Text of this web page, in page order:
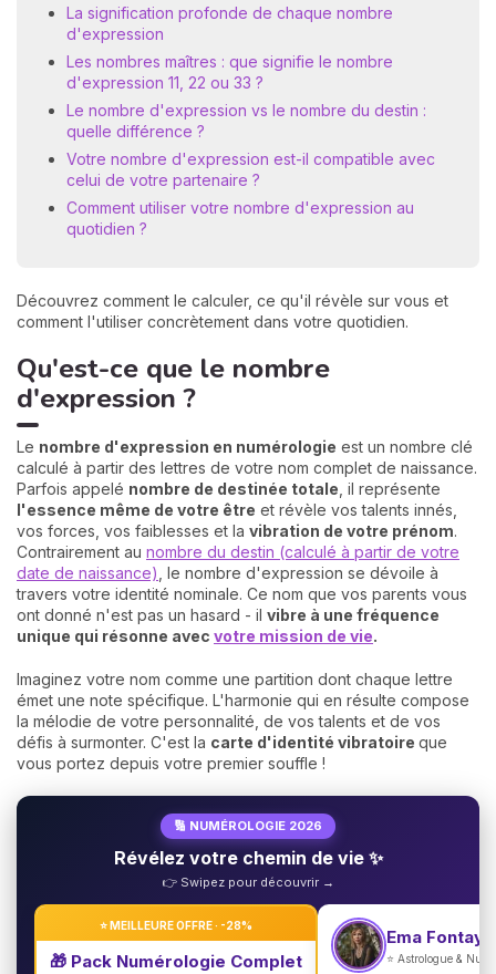
La signification profonde de chaque nombre
d'expression
Les nombres maîtres : que signifie le nombre
d'expression 11, 22 ou 33 ?
Le nombre d'expression vs le nombre du destin :
quelle différence ?
Votre nombre d'expression est-il compatible avec
celui de votre partenaire ?
Comment utiliser votre nombre d'expression au
quotidien ?
Découvrez comment le calculer, ce qu'il révèle sur vous et
comment l'utiliser concrètement dans votre quotidien.
Qu'est-ce que le nombre
d'expression ?
Le nombre d'expression en numérologie est un nombre clé
calculé à partir des lettres de votre nom complet de naissance.
Parfois appelé nombre de destinée totale , il représente
l'essence même de votre être et révèle vos talents innés,
vos forces, vos faiblesses et la vibration de votre prénom.
Contrairement au nombre du destin (calculé à partir de votre
date de naissance) , le nombre d'expression se dévoile à
travers votre identité nominale. Ce nom que vos parents vous
ont donné n'est pas un hasard - il vibre à une fréquence
unique qui résonne avec votre mission de vie.
Imaginez votre nom comme une partition dont chaque lettre
émet une note spécifique. L'harmonie qui en résulte compose
la mélodie de votre personnalité, de vos talents et de vos
défis à surmonter. C'est la carte d'identité vibratoire que
vous portez depuis votre premier souffle !
🔢 NUMÉROLOGIE 2026
Révélez votre chemin de vie ✨
👉 Swipez pour découvrir →
⭐ MEILLEURE OFFRE · -28%
🎁 Pack Numérologie Complet
Ema
⭐ Astrologue &